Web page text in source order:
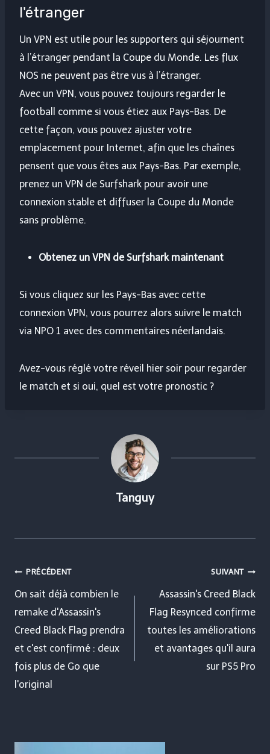
l'étranger
Un VPN est utile pour les supporters qui séjournent
à l’étranger pendant la Coupe du Monde. Les flux
NOS ne peuvent pas être vus à l’étranger.
Avec un VPN, vous pouvez toujours regarder le
football comme si vous étiez aux Pays-Bas. De
cette façon, vous pouvez ajuster votre
emplacement pour Internet, afin que les chaînes
pensent que vous êtes aux Pays-Bas. Par exemple,
prenez un VPN de Surfshark pour avoir une
connexion stable et diffuser la Coupe du Monde
sans problème.
Obtenez un VPN de Surfshark maintenant
Si vous cliquez sur les Pays-Bas avec cette
connexion VPN, vous pourrez alors suivre le match
via NPO 1 avec des commentaires néerlandais.
Avez-vous réglé votre réveil hier soir pour regarder
le match et si oui, quel est votre pronostic ?
Tanguy
Navigation
de
l’article
PRÉCÉDENT
On sait déjà combien le
remake d'Assassin's
Creed Black Flag prendra
et c'est confirmé : deux
fois plus de Go que
l'original
SUIVANT
Assassin's Creed Black
Flag Resynced confirme
toutes les améliorations
et avantages qu'il aura
sur PS5 Pro